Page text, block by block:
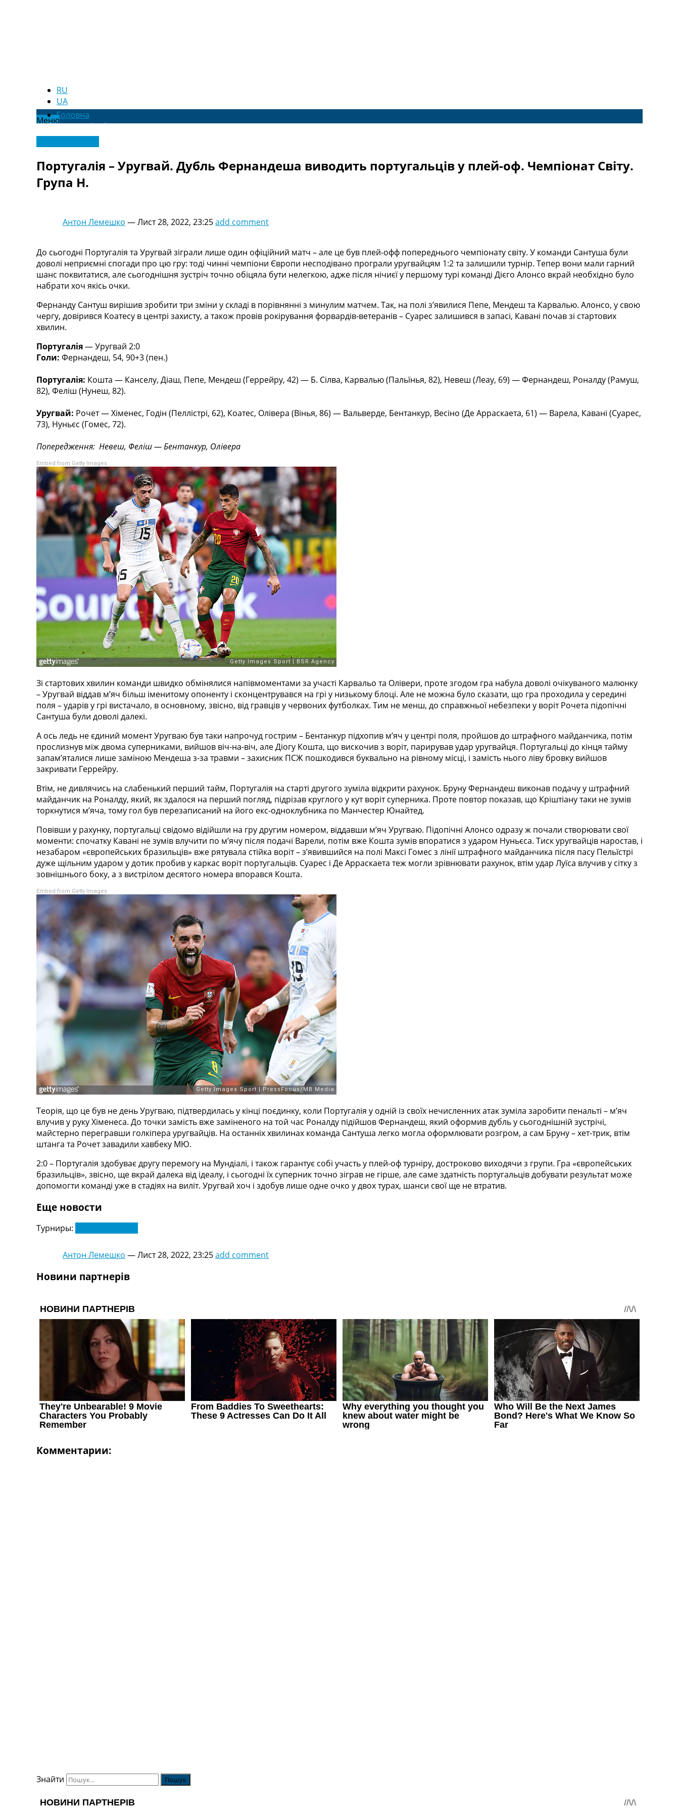
RU
UA
МенюГоловна
Новини футболу
Відео
Новини футболу України
Футбольні трансфери
Останні коментарі
Конкурс прогнозів
Колективний прогноз
Чемпіонат Світу
Україна. Прем’єр-Ліга
Україна. Перша Ліга
Ліга Чемпіонів
Іспанія. Ла Ліга
Ще Турніри >>>
Таблиці
Таблиця УПЛ
Перша Ліга
Таблиця Ла Ліги
Таблиця Ліги Чемпіонів
Рейтинги
Рейтинг країн УЄФА
Рейтинг ФІФА
Телепрограма
RU
UA
Categories
Головна
Новини футболу
Відео
Новини футболу України
Футбольні трансфери
Останні коментарі
Конкурс прогнозів
Логін
Рейтінги
Правила
Колективний прогноз
Турніри
Чемпіонат Світу
Україна. Перша Ліга
Ліга Чемпіонів
Англія. Прем’єр-Ліга
Іспанія. Ла Ліга
Ще Турніри >>>
Таблиці
Чемпіонат Світу. Турнирні таблиці
Таблиця УПЛ
Перша Ліга
Таблиця АПЛ
Таблиця Ла Ліги
Таблиця Ліги Чемпіонів
Рейтинги
Рейтинг країн УЄФА
Рейтинг клубів УЄФА
Рейтинг ФІФА
Телепрограма
Португалія – Уругвай. Дубль Фернандеша виводить португальців у плей-оф. Чемпіонат Світу.
Група H.
Антон Лемешко —Лист 28, 2022, 23:25add comment
До сьогодні Португалія та Уругвай зіграли лише один офіційний матч – але це був плей-офф попереднього чемпіонату світу. У команди Сантуша були
доволі неприємні спогади про цю гру: тоді чинні чемпіони Європи несподівано програли уругвайцям 1:2 та залишили турнір. Тепер вони мали гарний
шанс поквитатися, але сьогоднішня зустріч точно обіцяла бути нелегкою, адже після нічиєї у першому турі команді Дієго Алонсо вкрай необхідно було
набрати хоч якісь очки.
Фернанду Сантуш вирішив зробити три зміни у складі в порівнянні з минулим матчем. Так, на полі зʼявилися Пепе, Мендеш та Карвалью. Алонсо, у свою
чергу, довірився Коатесу в центрі захисту, а також провів рокірування форвардів-ветеранів – Суарес залишився в запасі, Кавані почав зі стартових
хвилин.
Португалія— Уругвай 2:0
Голи: Фернандеш, 54, 90+3 (пен.)
Португалія: Кошта — Канселу, Діаш, Пепе, Мендеш (Геррейру, 42) — Б. Сілва, Карвалью (Пальїнья, 82), Невеш (Леау, 69) — Фернандеш, Роналду (Рамуш,
82), Феліш (Нунеш, 82).
Уругвай: Рочет — Хіменес, Годін (Пеллістрі, 62), Коатес, Олівера (Вінья, 86) — Вальверде, Бентанкур, Весіно (Де Арраскаета, 61) — Варела, Кавані (Суарес,
73), Нуньєс (Гомес, 72).
Попередження: Невеш, Феліш — Бентанкур, Олівера
Embed from Getty Images
Зі стартових хвилин команди швидко обмінялися напівмоментами за участі Карвальо та Олівери, проте згодом гра набула доволі очікуваного малюнку
– Уругвай віддав мʼяч більш іменитому опоненту і сконцентрувався на грі у низькому блоці. Але не можна було сказати, що гра проходила у середині
поля – ударів у грі вистачало, в основному, звісно, від гравців у червоних футболках. Тим не менш, до справжньої небезпеки у воріт Рочета підопічні
Сантуша були доволі далекі.
А ось ледь не єдиний момент Уругваю був таки напрочуд гострим – Бентанкур підхопив м’яч у центрі поля, пройшов до штрафного майданчика, потім
прослизнув між двома суперниками, вийшов віч-на-віч, але Діогу Кошта, що вискочив з воріт, парирував удар уругвайця. Португальці до кінця тайму
запамʼяталися лише заміною Мендеша з-за травми – захисник ПСЖ пошкодився буквально на рівному місці, і замість нього ліву бровку вийшов
закривати Геррейру.
Втім, не дивлячись на слабенький перший тайм, Португалія на старті другого зуміла відкрити рахунок. Бруну Фернандеш виконав подачу у штрафний
майданчик на Роналду, який, як здалося на перший погляд, підрізав круглого у кут воріт суперника. Проте повтор показав, що Кріштіану таки не зумів
торкнутися мʼяча, тому гол був перезаписаний на його екс-одноклубника по Манчестер Юнайтед.
Повівши у рахунку, португальці свідомо відійшли на гру другим номером, віддавши мʼяч Уругваю. Підопічні Алонсо одразу ж почали створювати свої
моменти: спочатку Кавані не зумів влучити по мʼячу після подачі Варели, потім вже Кошта зумів впоратися з ударом Нуньєса. Тиск уругвайців наростав, і
незабаром «європейських бразильців» вже рятувала стійка воріт – зʼявившийся на полі Максі Гомес з лінії штрафного майданчика після пасу Пельїстрі
дуже щільним ударом у дотик пробив у каркас воріт португальців. Суарес і Де Арраскаета теж могли зрівнювати рахунок, втім удар Луїса влучив у сітку з
зовнішнього боку, а з вистрілом десятого номера впорався Кошта.
Embed from Getty Images
Теорія, що це був не день Уругваю, підтвердилась у кінці поєдинку, коли Португалія у одній із своїх нечисленних атак зуміла заробити пенальті – мʼяч
влучив у руку Хіменеса. До точки замість вже заміненого на той час Роналду підійшов Фернандеш, який оформив дубль у сьогоднішній зустрічі,
майстерно перегравши голкіпера уругвайців. На останніх хвилинах команда Сантуша легко могла оформлювати розгром, а сам Бруну – хет-трик, втім
штанга та Рочет завадили хавбеку МЮ.
2:0 – Португалія здобуває другу перемогу на Мундіалі, і також гарантує собі участь у плей-оф турніру, достроково виходячи з групи. Гра «європейських
бразильців», звісно, ще вкрай далека від ідеалу, і сьогодні їх суперник точно зіграв не гірше, але саме здатність португальців добувати результат може
допомогти команді уже в стадіях на виліт. Уругвай хоч і здобув лише одне очко у двох турах, шанси свої ще не втратив.
Еще новости
Турниры:
Антон Лемешко —Лист 28, 2022, 23:25add comment
Новини партнерів
Комментарии:
Знайти